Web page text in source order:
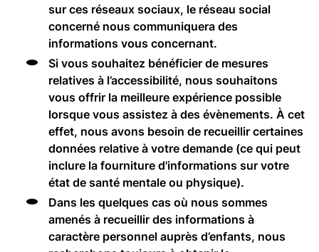
sur ces réseaux sociaux, le réseau social
concerné nous communiquera des
informations vous concernant.
Si vous souhaitez bénéficier de mesures
relatives à l’accessibilité, nous souhaitons
vous offrir la meilleure expérience possible
lorsque vous assistez à des évènements. À cet
effet, nous avons besoin de recueillir certaines
données relative à votre demande (ce qui peut
inclure la fourniture d'informations sur votre
état de santé mentale ou physique).
Dans les quelques cas où nous sommes
amenés à recueillir des informations à
caractère personnel auprès d’enfants, nous